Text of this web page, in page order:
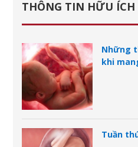
THÔNG TIN HỮU ÍCH
Những
khi
Tuần